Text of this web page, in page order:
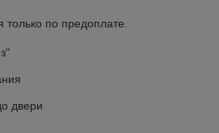
только по предоплате.
двери